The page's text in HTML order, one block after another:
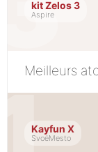
kit Zelos 3
Aspire
Meilleurs
Kayfun X
SvoëMesto